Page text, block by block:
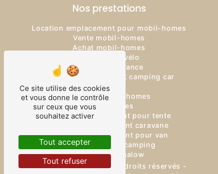
Nos prestations
Location emplacement pour mobil-homes
Vente mobil-homes
Achat mobil-homes
Location de vélo
Logement vacance
Location emplacement camping car
Camping
Location mobil-homes
Mobil-homes
Location emplacement pour tente
Location emplacement caravane
Location emplacement pour van
Location terrain camping
Location bungalow
Vistalid- 2026 - Tous droits réservés -
Ce site utilise des cookies
et vous donne le contrôle
sur ceux que vous
souhaitez activer
Tout accepter
Tout refuser